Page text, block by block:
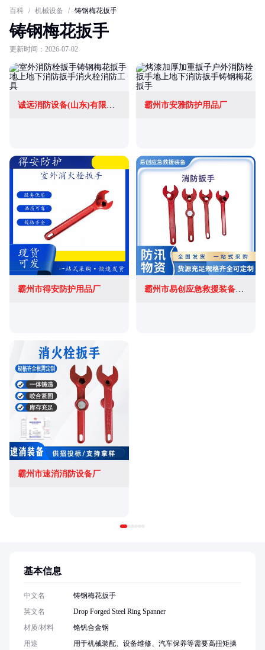
百科 / 机械设备 / 铸钢梅花扳手
铸钢梅花扳手
更新时间：2026-07-02
诚远消防设备(山东)有限公司 霸州市安雅防护用品厂
霸州市得安防护用品厂 霸州市易创应急救援装备有限公司
霸州市速消消防设备厂
基本信息
中文名
铸钢梅花扳手
英文名
Drop Forged Steel Ring Spanner
材质/材料
铬钒合金钢
用途
用于机械装配、设备维修、汽车保养等需要高扭矩操